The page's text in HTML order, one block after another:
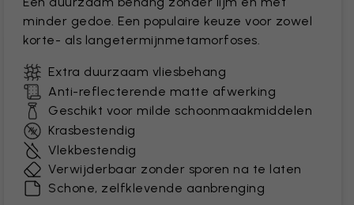
minder gedoe. Een populaire keuze voor zowel
korte- als langetermijnmetamorfoses.
Extra duurzaam vliesbehang
Anti-reflecterende matte afwerking
Geschikt voor milde schoonmaakmiddelen
Krasbestendig
Vlekbestendig
Verwijderbaar zonder sporen na te laten
Schone, zelfklevende aanbrenging